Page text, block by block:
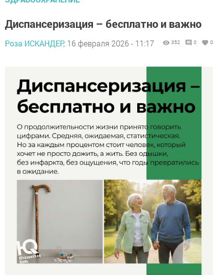
Диспансеризация – бесплатно и важно
Роза ИСКАНДЕР, 16 февраля 2026 - 11:17 352 0 0